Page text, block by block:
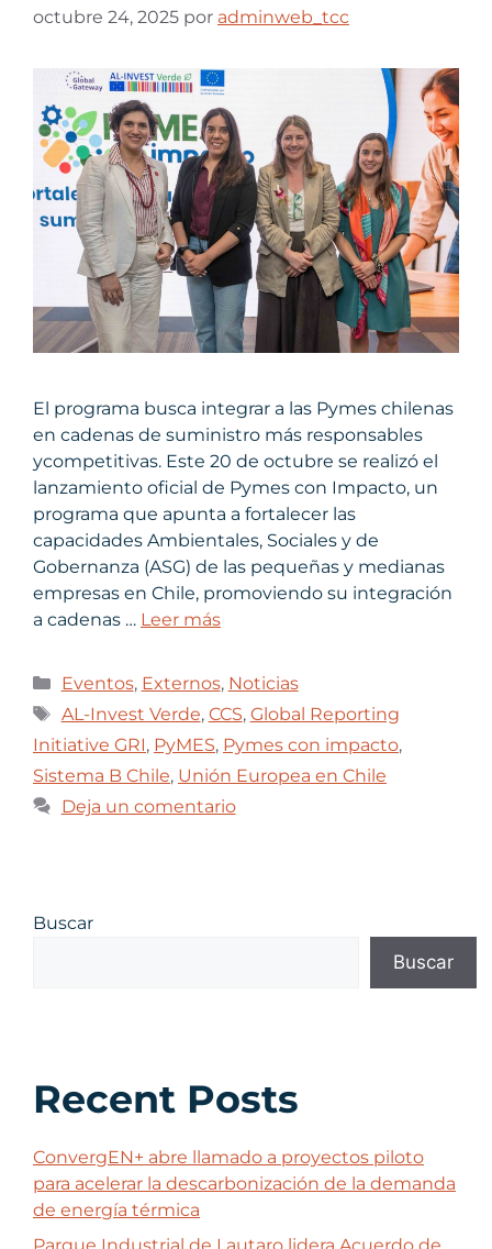
octubre 24, 2025 por adminweb_tcc
El programa busca integrar a las Pymes chilenas
en cadenas de suministro más responsables
ycompetitivas. Este 20 de octubre se realizó el
lanzamiento oficial de Pymes con Impacto, un
programa que apunta a fortalecer las
capacidades Ambientales, Sociales y de
Gobernanza (ASG) de las pequeñas y medianas
empresas en Chile, promoviendo su integración
a cadenas … Leer más
Eventos, Externos, Noticias
AL-Invest Verde, CCS, Global Reporting
Initiative GRI, PyMES, Pymes con impacto,
Sistema B Chile, Unión Europea en Chile
Deja un comentario
Buscar
Buscar
Recent Posts
ConvergEN+ abre llamado a proyectos piloto
para acelerar la descarbonización de la demanda
de energía térmica
Parque Industrial de Lautaro lidera Acuerdo de